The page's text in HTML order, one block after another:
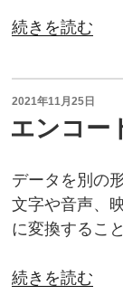
サ
グ
済
マ
ス
タ
デ
“CD-
や
CD-
RW
の
デ
ー
の
続きを読む
投
日:
2021年11月25日
エンコー
データを別の
文字や音声、
に変換するこ
“エ
続きを読む